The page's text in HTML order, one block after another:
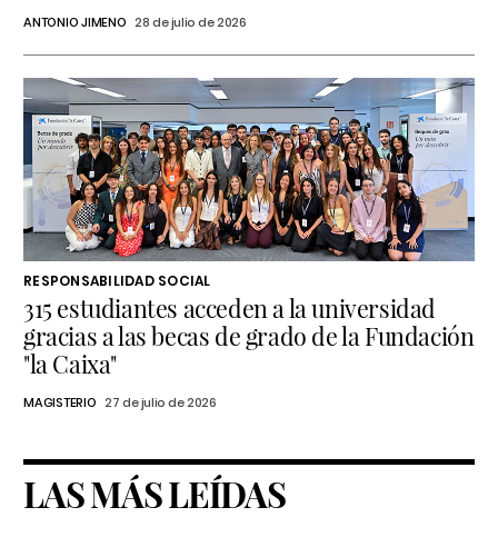
ANTONIO JIMENO 28 de julio de 2026
RESPONSABILIDAD SOCIAL
315 estudiantes acceden a la universidad
gracias a las becas de grado de la Fundación
"la Caixa"
MAGISTERIO 27 de julio de 2026
LAS MÁS LEÍDAS